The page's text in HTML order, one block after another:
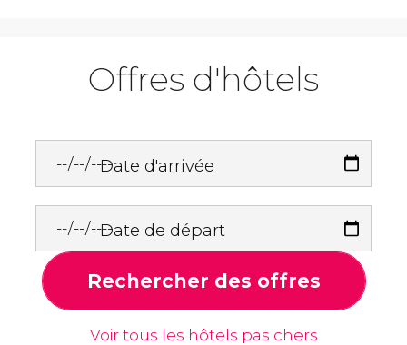
Offres d'hôtels
Date d'arrivée
Date de départ
Rechercher des offres
Voir tous les hôtels pas chers